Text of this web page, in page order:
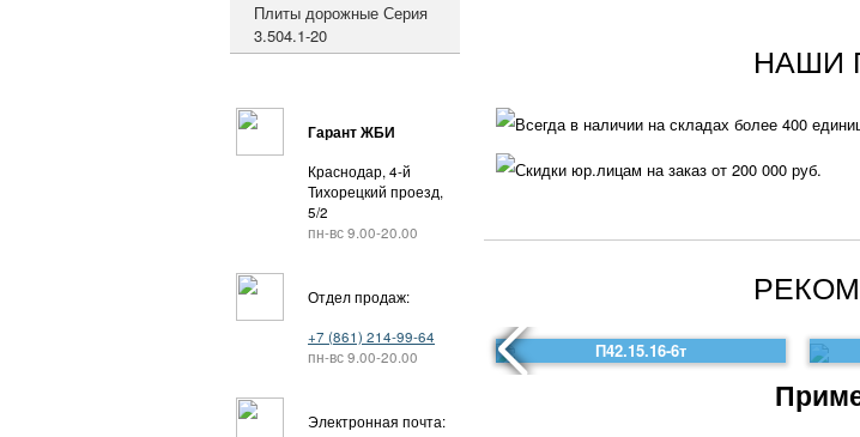
Плиты дорожные Серия
3.504.1-20
Гарант ЖБИ
Краснодар, 4-й
Тихорецкий проезд,
5/2
пн-вс 9.00-20.00
Отдел продаж:
+7 (861) 214-99-64
пн-вс 9.00-20.00
Электронная почта:
НАШИ
Всегда в наличии на складах более 400
Скидки юр.лицам на заказ от 200 000 руб.
П42.15.16-6т